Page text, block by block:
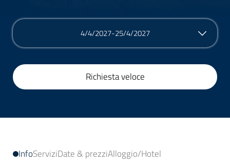
4/4/2027-25/4/2027
Richiesta veloce
InfoServiziDate & prezziAlloggio/Hotel